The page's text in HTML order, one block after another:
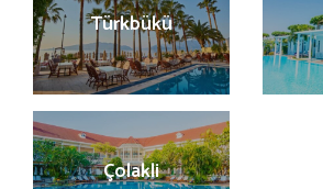
Türkbükü
Çolakli